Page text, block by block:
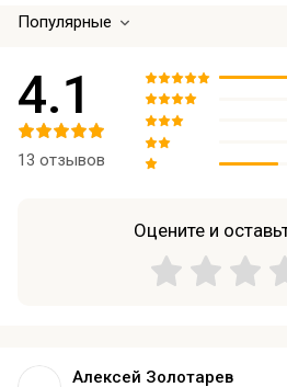
Популярные
4.1
13 отзывов
Оцените и
Алексей Золотарев